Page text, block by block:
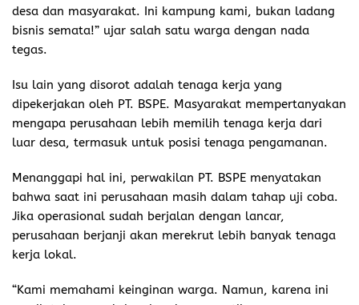
desa dan masyarakat. Ini kampung kami, bukan ladang
bisnis semata!” ujar salah satu warga dengan nada
tegas.
Isu lain yang disorot adalah tenaga kerja yang
dipekerjakan oleh PT. BSPE. Masyarakat mempertanyakan
mengapa perusahaan lebih memilih tenaga kerja dari
luar desa, termasuk untuk posisi tenaga pengamanan.
Menanggapi hal ini, perwakilan PT. BSPE menyatakan
bahwa saat ini perusahaan masih dalam tahap uji coba.
Jika operasional sudah berjalan dengan lancar,
perusahaan berjanji akan merekrut lebih banyak tenaga
kerja lokal.
“Kami memahami keinginan warga. Namun, karena ini